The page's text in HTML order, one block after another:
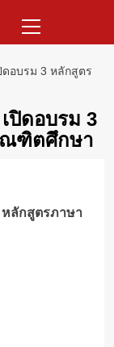
Menu
ดอบรม 3 หลักสูตร
ปิดอบรม 3
ณฑิตศึกษา
หลักสูตรภาษา